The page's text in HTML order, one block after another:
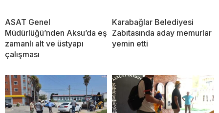
ASAT Genel
Müdürlüğü’nden Aksu’da eş
zamanlı alt ve üstyapı
çalışması
Karabağlar Belediyesi
Zabıtasında aday memurlar
yemin etti